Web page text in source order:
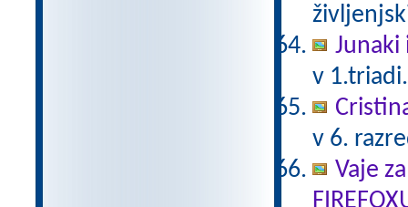
Junaki
v
v 6.
Vaje